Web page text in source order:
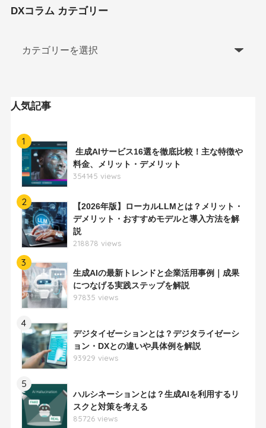
DXコラム カテゴリー
人気記事
1
生成AIサービス16選を徹底比較！主な特徴や
料金、メリット・デメリット
354145 views
2
【2026年版】ローカルLLMとは？メリット・
デメリット・おすすめモデルと導入方法を解
説
218878 views
3
生成AIの最新トレンドと企業活用事例｜成果
につなげる実践ステップを解説
97835 views
4
デジタイゼーションとは？デジタライゼーシ
ョン・DXとの違いや具体例を解説
93929 views
5
ハルシネーションとは？生成AIを利用するリ
スクと対策を考える
85726 views